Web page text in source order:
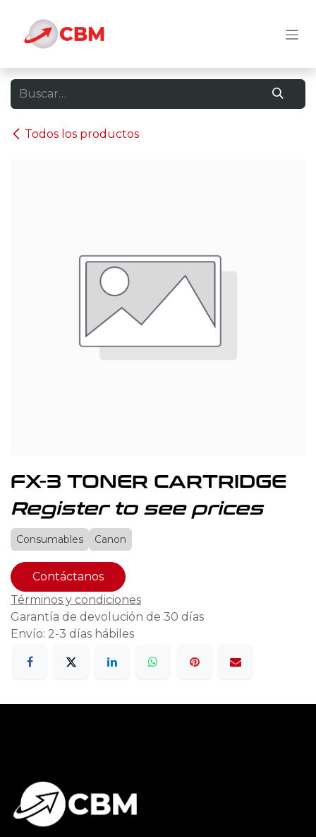
Todos los productos
FX-3 TONER CARTRIDGE
Register to see prices
Consumables Canon
Contáctanos
Términos y condiciones
Garantía de devolución de 30 días
Envío: 2-3 días hábiles